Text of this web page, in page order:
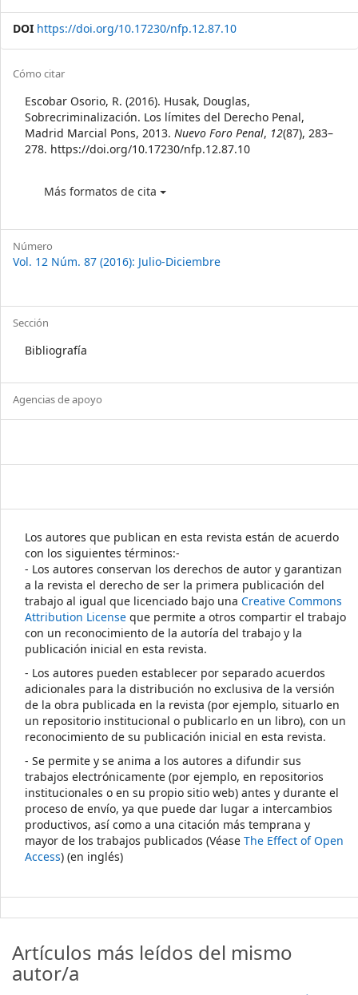
DOI https://doi.org/10.17230/nfp.12.87.10
Article
Details
Cómo citar
Escobar Osorio, R. (2016). Husak, Douglas,
Sobrecriminalización. Los límites del Derecho Penal,
Madrid Marcial Pons, 2013. Nuevo Foro Penal, 12(87), 283–
278. https://doi.org/10.17230/nfp.12.87.10
Más formatos de cita
Número
Vol. 12 Núm. 87 (2016): Julio-Diciembre
Sección
Bibliografía
Agencias de apoyo
Los autores que publican en esta revista están de acuerdo
con los siguientes términos:-
- Los autores conservan los derechos de autor y garantizan
a la revista el derecho de ser la primera publicación del
trabajo al igual que licenciado bajo una Creative Commons
Attribution License que permite a otros compartir el trabajo
con un reconocimiento de la autoría del trabajo y la
publicación inicial en esta revista.
- Los autores pueden establecer por separado acuerdos
adicionales para la distribución no exclusiva de la versión
de la obra publicada en la revista (por ejemplo, situarlo en
un repositorio institucional o publicarlo en un libro), con un
reconocimiento de su publicación inicial en esta revista.
- Se permite y se anima a los autores a difundir sus
trabajos electrónicamente (por ejemplo, en repositorios
institucionales o en su propio sitio web) antes y durante el
proceso de envío, ya que puede dar lugar a intercambios
productivos, así como a una citación más temprana y
mayor de los trabajos publicados (Véase The Effect of Open
Access) (en inglés)
Artículos más leídos del mismo
autor/a